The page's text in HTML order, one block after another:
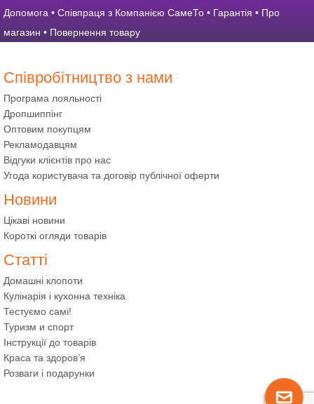
Допомога • Співпраця з Компанією СамеТо • Гарантія • Про
магазин • Повернення товару
Співробітництво з нами
Програма лояльності
Дропшиппінг
Оптовим покупцям
Рекламодавцям
Відгуки клієнтів про нас
Угода користувача та договір публічної оферти
Новини
Цікаві новини
Короткі огляди товарів
Статті
Домашні клопоти
Кулінарія і кухонна техніка
Тестуємо самі!
Туризм и спорт
Інструкції до товарів
Краса та здоров’я
Розваги і подарунки